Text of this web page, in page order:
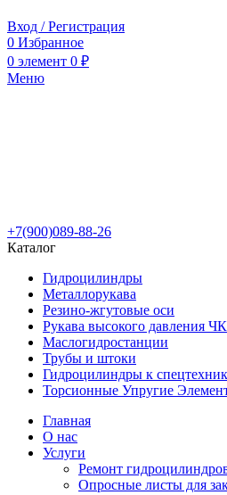
Вход / Регистрация
0 Избранное
0 элемент 0 ₽
Меню
+7(900)089-88-26
Каталог
Гидроцилиндры
Металлорукава
Резино-жгутовые оси
Рукава высокого давления
Маслогидростанции
Трубы и штоки
Гидроцилиндры к
Торсионные Упругие
Главная
О нас
Услуги
Ремонт
Опросные листы для